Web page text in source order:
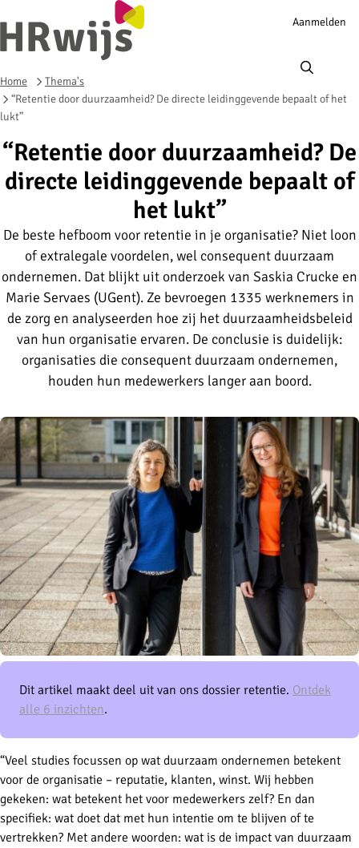
Account
Aanmelden
Home
Thema's
“Retentie door duurzaamheid? De directe leidinggevende bepaalt of het
lukt”
“Retentie door duurzaamheid? De
directe leidinggevende bepaalt of
het lukt”
De beste hefboom voor retentie in je organisatie? Niet loon
of extralegale voordelen, wel consequent duurzaam
ondernemen. Dat blijkt uit onderzoek van Saskia Crucke en
Marie Servaes (UGent). Ze bevroegen 1335 werknemers in
de zorg en analyseerden hoe zij het duurzaamheidsbeleid
van hun organisatie ervaren. De conclusie is duidelijk:
organisaties die consequent duurzaam ondernemen,
houden hun medewerkers langer aan boord.
Dit artikel maakt deel uit van ons dossier retentie. Ontdek
alle 6 inzichten.
“Veel studies focussen op wat duurzaam ondernemen betekent
voor de organisatie – reputatie, klanten, winst. Wij hebben
gekeken: wat betekent het voor medewerkers zelf? En dan
specifiek: wat doet dat met hun intentie om te blijven of te
vertrekken? Met andere woorden: wat is de impact van duurzaam